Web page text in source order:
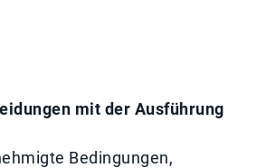
mit der Ausführung
Bedingungen,